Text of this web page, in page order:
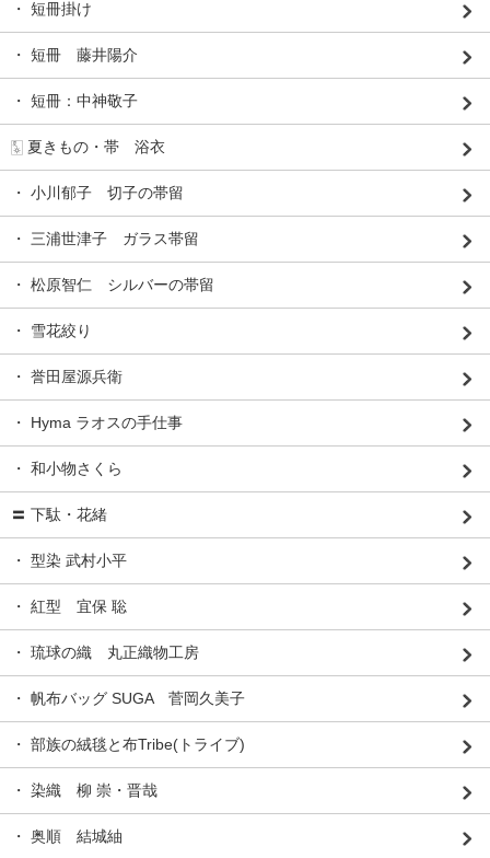
・ 短冊掛け
・ 短冊 藤井陽介
・ 短冊：中神敬子
🀧 夏きもの・帯 浴衣
・ 小川郁子 切子の帯留
・ 三浦世津子 ガラス帯留
・ 松原智仁 シルバーの帯留
・ 雪花絞り
・ 誉田屋源兵衛
・ Hyma ラオスの手仕事
・ 和小物さくら
〓 下駄・花緒
・ 型染 武村小平
・ 紅型 宜保 聡
・ 琉球の織 丸正織物工房
・ 帆布バッグ SUGA 菅岡久美子
・ 部族の絨毯と布Tribe(トライブ)
・ 染織 柳 崇・晋哉
・ 奥順 結城紬